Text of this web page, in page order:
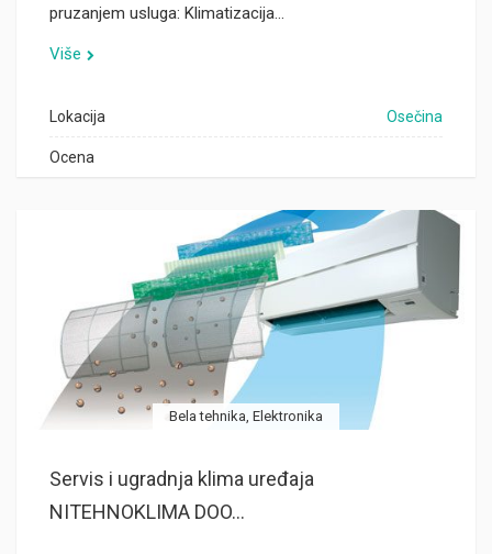
pruzanjem usluga: Klimatizacija…
Više
Lokacija Osečina
Ocena
Bela tehnika, Elektronika
Servis i ugradnja klima uređaja
NITEHNOKLIMA DOO...